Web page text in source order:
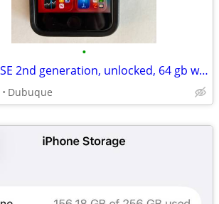
•
iPhone SE 2nd generation, unlocked, 64 gb with bonus items
Dubuque